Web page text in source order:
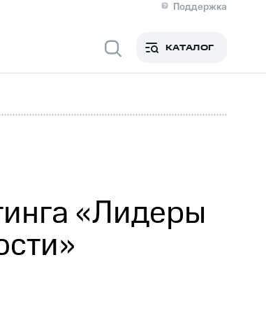
Поддержка
Медиа-центр
спикера
Рынок акций
КАТАЛОГ
«Лидеры